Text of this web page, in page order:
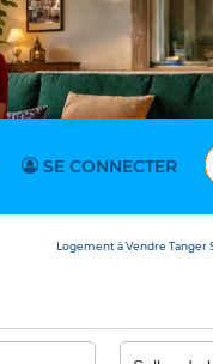
SE CONNECTER
Logement à Vendre Tanger